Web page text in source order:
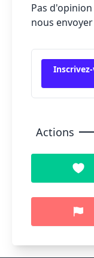
Pas
nous
Actions